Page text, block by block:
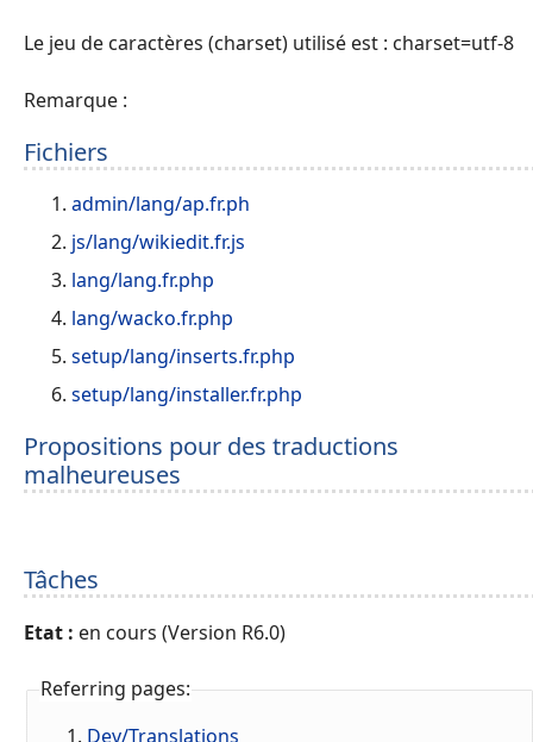
Le jeu de caractères (charset) utilisé est : charset=utf-8
Remarque :
Fichiers
admin/lang/ap.fr.ph
js/lang/wikiedit.fr.js
lang/lang.fr.php
lang/wacko.fr.php
setup/lang/inserts.fr.php
setup/lang/installer.fr.php
Propositions pour des traductions
malheureuses
Tâches
Etat : en cours (Version R6.0)
Referring pages:
Dev/Translations